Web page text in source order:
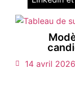
14 avril 2026